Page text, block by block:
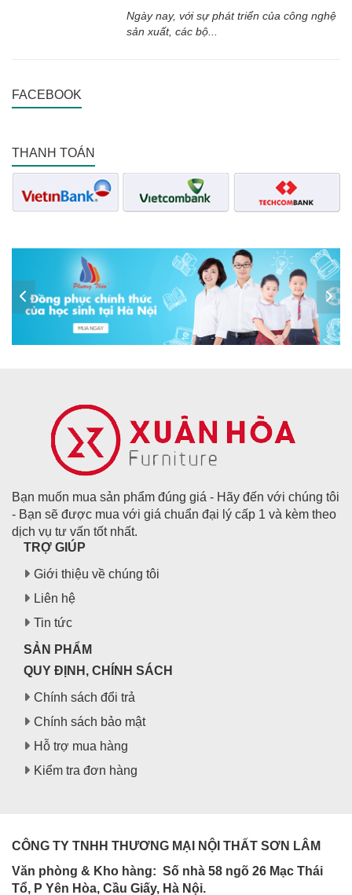
Ngày nay, với sự phát triển của công nghệ
sản xuất, các bộ...
FACEBOOK
THANH TOÁN
Bạn muốn mua sản phẩm đúng giá - Hãy đến với chúng tôi
- Bạn sẽ được mua với giá chuẩn đại lý cấp 1 và kèm theo
dịch vụ tư vấn tốt nhất.
TRỢ GIÚP
Giới thiệu về chúng tôi
Liên hệ
Tin tức
SẢN PHẨM
QUY ĐỊNH, CHÍNH SÁCH
Chính sách đổi trả
Chính sách bảo mật
Hỗ trợ mua hàng
Kiểm tra đơn hàng
CÔNG TY TNHH THƯƠNG MẠI NỘI THẤT SƠN LÂM
Văn phòng & Kho hàng: Số nhà 58 ngõ 26 Mạc Thái
Tổ, P Yên Hòa, Cầu Giấy, Hà Nội.